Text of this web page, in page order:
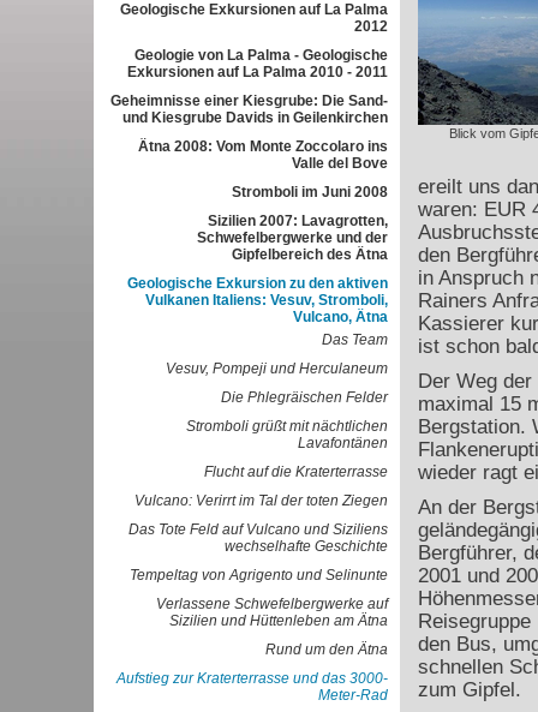
Geologische Exkursionen auf La Palma
2012
Geologie von La Palma - Geologische
Exkursionen auf La Palma 2010 - 2011
Geheimnisse einer Kiesgrube: Die Sand-
und Kiesgrube Davids in Geilenkirchen
Ätna 2008: Vom Monte Zoccolaro ins
Valle del Bove
Stromboli im Juni 2008
Sizilien 2007: Lavagrotten,
Schwefelbergwerke und der
Gipfelbereich des Ätna
Geologische Exkursion zu den aktiven
Vulkanen Italiens: Vesuv, Stromboli,
Vulcano, Ätna
Das Team
Vesuv, Pompeji und Herculaneum
Die Phlegräischen Felder
Stromboli grüßt mit nächtlichen
Lavafontänen
Flucht auf die Kraterterrasse
Vulcano: Verirrt im Tal der toten Ziegen
Das Tote Feld auf Vulcano und Siziliens
wechselhafte Geschichte
Tempeltag von Agrigento und Selinunte
Verlassene Schwefelbergwerke auf
Sizilien und Hüttenleben am Ätna
Rund um den Ätna
Aufstieg zur Kraterterrasse und das 3000-
Meter-Rad
Blick vom
ereilt uns
waren: EUR
den
in Anspruch
Rainers
Kassierer
ist schon
Der Weg
maximal 15
Bergstation.
wieder ragt
An der
Bergführer,
2001 und
den Bus,
schnellen
zum Gipfel.